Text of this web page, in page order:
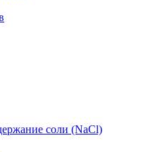
соли (NaCl)